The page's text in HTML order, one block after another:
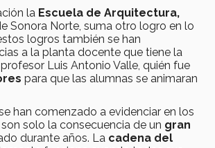
la Escuela de Arquitectura,
Sonora Norte, suma otro logro en lo
logros también se han
a la planta docente que tiene la
Luis Antonio Valle, quién fue
para que las alumnas se animaran
han comenzado a evidenciar en los
solo la consecuencia de un gran
durante años. La cadena del